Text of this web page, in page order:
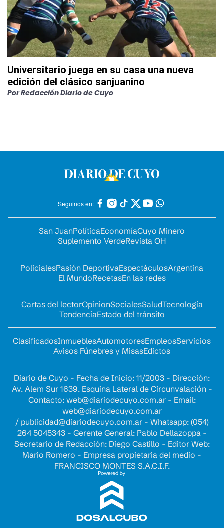
Universitario juega en su casa una nueva
edición del clásico sanjuanino
PorRedacción Diario de Cuyo
Seguinos en:
San JuanPolíticaEconomíaCuyo Minero
Suplemento VerdeRevista OH
PolicialesPasión DeportivaEspectáculosArgentina
El MundoRecetasEn las redes
Cartas del lectorOpinionSocialesSaludTecnología
TendenciaEstado del tránsito
ClasificadosInmueblesAutomotoresEmpleosServicios
Avisos Fúnebres y MisasEdictos
Diario de Cuyo - Fecha de Inicio: 11/2003 - Dirección:
Av. Alem Sur 1639. Esquina Lateral de Circunvalación -
Contacto: web@diariodecuyo.com.ar- Email:
web@diariodecuyo.com.ar
/ publicidad@diariodecuyo.com.ar- Whatsapp: (054)
264 5045343 - Gerente General: Pablo Dellazoppa -
Secretario de Redacción: Diego Castillo - Editor Web:
Mario Romero - Empresa propietaria del medio -
FRANCISCO MONTES S.A.C.I.F.